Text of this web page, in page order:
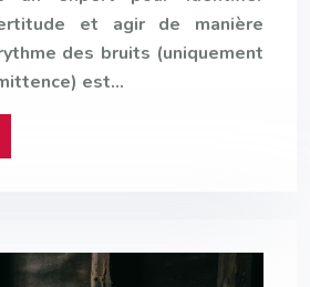
et agir de manière
des bruits (uniquement
est…